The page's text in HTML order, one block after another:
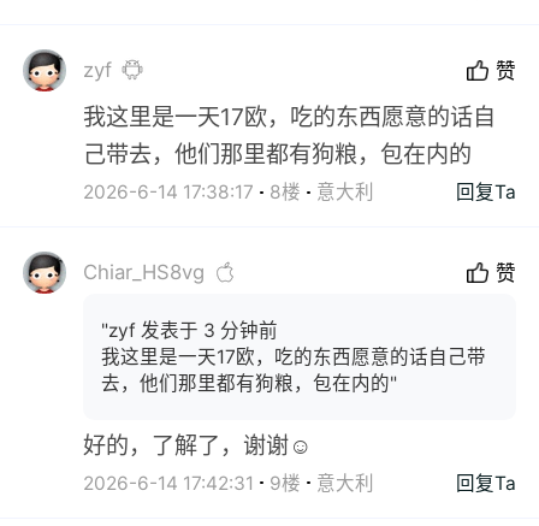
zyf 赞
我这里是一天17欧，吃的东西愿意的话自
己带去，他们那里都有狗粮，包在内的
2026-6-14 17:38:17 8楼 意大利 回复Ta
Chiar_HS8vg 赞
"zyf 发表于 3 分钟前
我这里是一天17欧，吃的东西愿意的话自己带
去，他们那里都有狗粮，包在内的"
好的，了解了，谢谢☺️
2026-6-14 17:42:31 9楼 意大利 回复Ta